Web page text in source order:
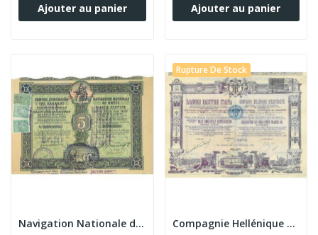
Ajouter au panier Ajouter au panier
Navigation Nationale de Grèce
Rupture De Stock
Compagnie Hellénique d'Electricité (Obl 500 F Or)